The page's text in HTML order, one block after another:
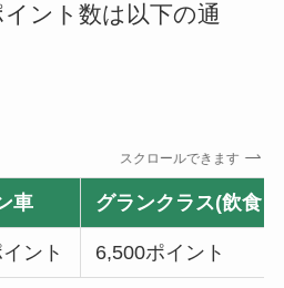
ント数は以下の通
スクロールできます
車 グランクラス(飲食
ント 6,500ポイント